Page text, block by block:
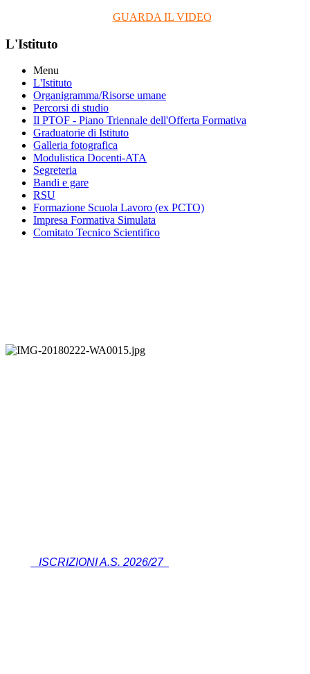
GUARDA IL VIDEO
L'Istituto
Menu
L'Istituto
Organigramma/Risorse umane
Percorsi di studio
Il PTOF - Piano Triennale dell'Offerta Formativa
Graduatorie di Istituto
Galleria fotografica
Modulistica Docenti-ATA
Segreteria
Bandi e gare
RSU
Formazione Scuola Lavoro (ex PCTO)
Impresa Formativa Simulata
Comitato Tecnico Scientifico
ISCRIZIONI A.S. 2026/27